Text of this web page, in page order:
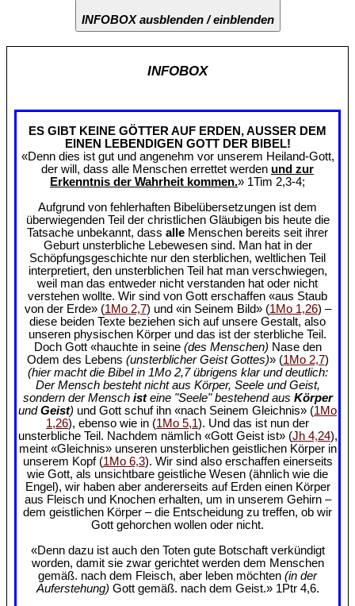
INFOBOX ausblenden / einblenden
INFOBOX
ES GIBT KEINE GÖTTER AUF ERDEN, AUSSER DEM
EINEN LEBENDIGEN GOTT DER BIBEL!
«Denn dies ist gut und angenehm vor unserem Heiland-Gott,
der will, dass alle Menschen errettet werden und zur
Erkenntnis der Wahrheit kommen.» 1Tim 2,3-4;
Aufgrund von fehlerhaften Bibelübersetzungen ist dem
überwiegenden Teil der christlichen Gläubigen bis heute die
Tatsache unbekannt, dass alle Menschen bereits seit ihrer
Geburt unsterbliche Lebewesen sind. Man hat in der
Schöpfungsgeschichte nur den sterblichen, weltlichen Teil
interpretiert, den unsterblichen Teil hat man verschwiegen,
weil man das entweder nicht verstanden hat oder nicht
verstehen wollte. Wir sind von Gott erschaffen «aus Staub
von der Erde» (1Mo 2,7) und «in Seinem Bild» (1Mo 1,26) –
diese beiden Texte beziehen sich auf unsere Gestalt, also
unseren physischen Körper und das ist der sterbliche Teil.
Doch Gott «hauchte in seine (des Menschen) Nase den
Odem des Lebens (unsterblicher Geist Gottes)» (1Mo 2,7)
(hier macht die Bibel in 1Mo 2,7 übrigens klar und deutlich:
Der Mensch besteht nicht aus Körper, Seele und Geist,
sondern der Mensch isteine "Seele" bestehend aus Körper
undGeist) und Gott schuf ihn «nach Seinem Gleichnis» (1Mo
1,26), ebenso wie in (1Mo 5,1). Und das ist nun der
unsterbliche Teil. Nachdem nämlich «Gott Geist ist» (Jh 4,24),
meint «Gleichnis» unseren unsterblichen geistlichen Körper in
unserem Kopf (1Mo 6,3). Wir sind also erschaffen einerseits
wie Gott, als unsichtbare geistliche Wesen (ähnlich wie die
Engel), wir haben aber andererseits auf Erden einen Körper
aus Fleisch und Knochen erhalten, um in unserem Gehirn –
dem geistlichen Körper – die Entscheidung zu treffen, ob wir
Gott gehorchen wollen oder nicht.
«Denn dazu ist auch den Toten gute Botschaft verkündigt
worden, damit sie zwar gerichtet werden dem Menschen
gemäß. nach dem Fleisch, aber leben möchten (in der
Auferstehung) Gott gemäß. nach dem Geist.» 1Ptr 4,6.